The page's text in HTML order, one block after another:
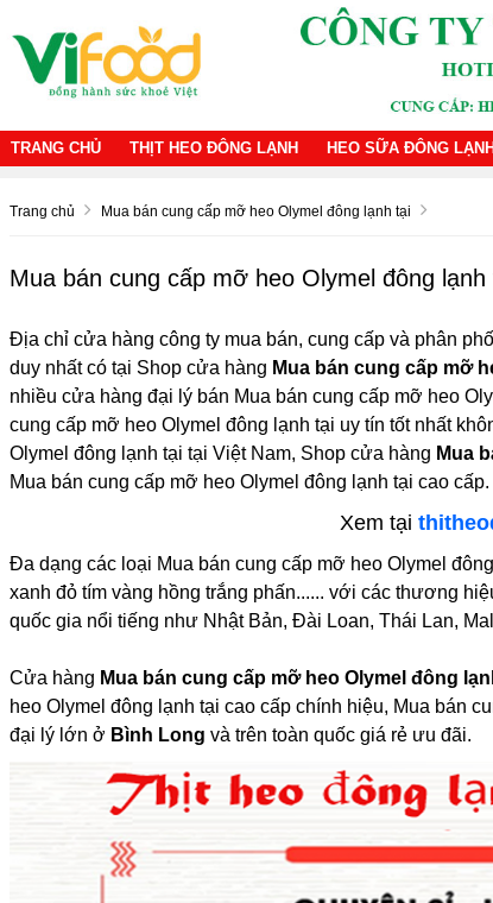
TRANG CHỦ THỊT HEO ĐÔNG LẠNH HEO SỮA ĐÔNG
Trang chủ Mua bán cung cấp mỡ heo Olymel đông lạnh tại
Mua bán cung cấp mỡ heo Olymel đông
Địa chỉ cửa hàng công ty mua bán, cung cấp và phân
duy nhất có tại Shop cửa hàng Mua bán cung cấp mỡ
nhiều cửa hàng đại lý bán Mua bán cung cấp mỡ heo
cung cấp mỡ heo Olymel đông lạnh tại uy tín tốt nhất
Olymel đông lạnh tại tại Việt Nam, Shop cửa hàng Mua
Mua bán cung cấp mỡ heo Olymel đông lạnh tại cao cấp.
Xem tại
Đa dạng các loại Mua bán cung cấp mỡ heo Olymel
xanh đỏ tím vàng hồng trắng phấn...... với các thương
quốc gia nổi tiếng như Nhật Bản, Đài Loan, Thái Lan,
Cửa hàng Mua bán cung cấp mỡ heo Olymel đông
heo Olymel đông lạnh tại cao cấp chính hiệu, Mua bán
đại lý lớn ở Bình Long và trên toàn quốc giá rẻ ưu đãi.